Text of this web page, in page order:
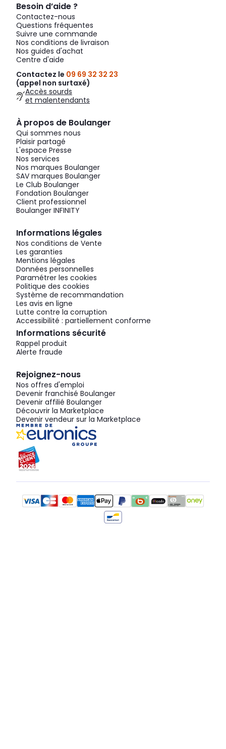
Besoin d’aide ?
Contactez-nous
Questions fréquentes
Suivre une commande
Nos conditions de livraison
Nos guides d'achat
Centre d'aide
Contactez le 09 69 32 32 23
(appel non surtaxé)
Accès sourds
et malentendants
À propos de Boulanger
Qui sommes nous
Plaisir partagé
L'espace Presse
Nos services
Nos marques Boulanger
SAV marques Boulanger
Le Club Boulanger
Fondation Boulanger
Client professionnel
Boulanger INFINITY
Informations légales
Nos conditions de Vente
Les garanties
Mentions légales
Données personnelles
Paramétrer les cookies
Politique des cookies
Système de recommandation
Les avis en ligne
Lutte contre la corruption
Accessibilité : partiellement conforme
Informations sécurité
Rappel produit
Alerte fraude
Rejoignez-nous
Nos offres d'emploi
Devenir franchisé Boulanger
Devenir affilié Boulanger
Découvrir la Marketplace
Devenir vendeur sur la Marketplace